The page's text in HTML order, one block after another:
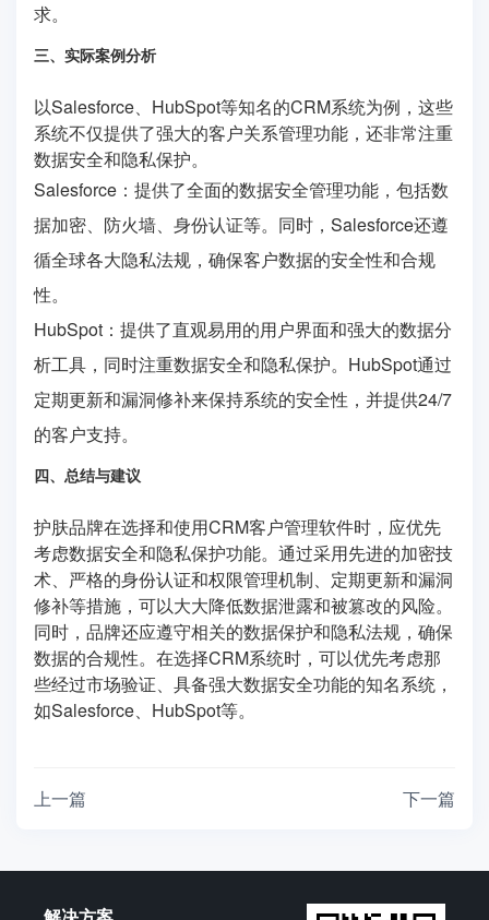
求。
三、实际案例分析
以Salesforce、HubSpot等知名的CRM系统为例，这些
系统不仅提供了强大的客户关系管理功能，还非常注重
数据安全和隐私保护。
Salesforce：提供了全面的数据安全管理功能，包括数
据加密、防火墙、身份认证等。同时，Salesforce还遵
循全球各大隐私法规，确保客户数据的安全性和合规
性。
HubSpot：提供了直观易用的用户界面和强大的数据分
析工具，同时注重数据安全和隐私保护。HubSpot通过
定期更新和漏洞修补来保持系统的安全性，并提供24/7
的客户支持。
四、总结与建议
护肤品牌在选择和使用CRM客户管理软件时，应优先
考虑数据安全和隐私保护功能。通过采用先进的加密技
术、严格的身份认证和权限管理机制、定期更新和漏洞
修补等措施，可以大大降低数据泄露和被篡改的风险。
同时，品牌还应遵守相关的数据保护和隐私法规，确保
数据的合规性。在选择CRM系统时，可以优先考虑那
些经过市场验证、具备强大数据安全功能的知名系统，
如Salesforce、HubSpot等。
上一篇 下一篇